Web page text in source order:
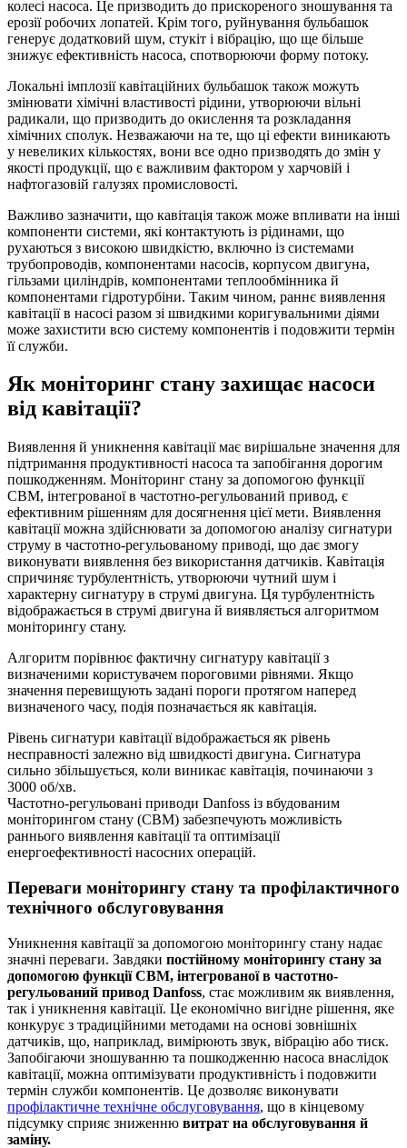
колесі насоса. Це призводить до прискореного зношування та
ерозії робочих лопатей. Крім того, руйнування бульбашок
генерує додатковий шум, стукіт і вібрацію, що ще більше
знижує ефективність насоса, спотворюючи форму потоку.
Локальні імплозії кавітаційних бульбашок також можуть
змінювати хімічні властивості рідини, утворюючи вільні
радикали, що призводить до окислення та розкладання
хімічних сполук. Незважаючи на те, що ці ефекти виникають
у невеликих кількостях, вони все одно призводять до змін у
якості продукції, що є важливим фактором у харчовій і
нафтогазовій галузях промисловості.
Важливо зазначити, що кавітація також може впливати на інші
компоненти системи, які контактують із рідинами, що
рухаються з високою швидкістю, включно із системами
трубопроводів, компонентами насосів, корпусом двигуна,
гільзами циліндрів, компонентами теплообмінника й
компонентами гідротурбіни. Таким чином, раннє виявлення
кавітації в насосі разом зі швидкими коригувальними діями
може захистити всю систему компонентів і подовжити термін
її служби.
Як моніторинг стану захищає насоси
від кавітації?
Виявлення й уникнення кавітації має вирішальне значення для
підтримання продуктивності насоса та запобігання дорогим
пошкодженням. Моніторинг стану за допомогою функції
CBM, інтегрованої в частотно-регульований привод, є
ефективним рішенням для досягнення цієї мети. Виявлення
кавітації можна здійснювати за допомогою аналізу сигнатури
струму в частотно-регульованому приводі, що дає змогу
виконувати виявлення без використання датчиків. Кавітація
спричиняє турбулентність, утворюючи чутний шум і
характерну сигнатуру в струмі двигуна. Ця турбулентність
відображається в струмі двигуна й виявляється алгоритмом
моніторингу стану.
Алгоритм порівнює фактичну сигнатуру кавітації з
визначеними користувачем пороговими рівнями. Якщо
значення перевищують задані пороги протягом наперед
визначеного часу, подія позначається як кавітація.
Рівень сигнатури кавітації відображається як рівень
несправності залежно від швидкості двигуна. Сигнатура
сильно збільшується, коли виникає кавітація, починаючи з
3000 об/хв.
Частотно-регульовані приводи Danfoss із вбудованим
моніторингом стану (CBM) забезпечують можливість
раннього виявлення кавітації та оптимізації
енергоефективності насосних операцій.
Переваги моніторингу стану та профілактичного
технічного обслуговування
Уникнення кавітації за допомогою моніторингу стану надає
значні переваги. Завдяки постійному моніторингу стану за
допомогою функції CBM, інтегрованої в частотно-
регульований привод Danfoss, стає можливим як виявлення,
так і уникнення кавітації. Це економічно вигідне рішення, яке
конкурує з традиційними методами на основі зовнішніх
датчиків, що, наприклад, вимірюють звук, вібрацію або тиск.
Запобігаючи зношуванню та пошкодженню насоса внаслідок
кавітації, можна оптимізувати продуктивність і подовжити
термін служби компонентів. Це дозволяє виконувати
профілактичне технічне обслуговування, що в кінцевому
підсумку сприяє зниженню витрат на обслуговування й
заміну.